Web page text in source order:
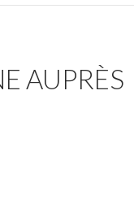
AUPRÈS